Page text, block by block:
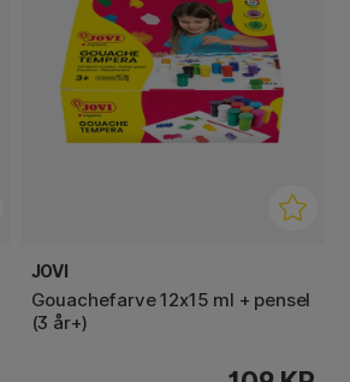
JOVI
Gouachefarve 12x15 ml + pensel
(3 år+)